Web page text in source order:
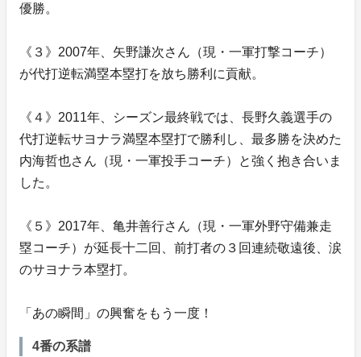
優勝。
《３》2007年、矢野謙次さん（現・一軍打撃コーチ）
が代打逆転満塁本塁打を放ち勝利に貢献。
《４》2011年、シーズン最終戦では、長野久義選手の
代打逆転サヨナラ満塁本塁打で勝利し、最多勝を決めた
内海哲也さん（現・一軍投手コーチ）と強く抱き合いま
した。
《５》2017年、亀井善行さん（現・一軍外野守備兼走
塁コーチ）が延長十二回、前打者の３回連続敬遠後、涙
のサヨナラ本塁打。
「あの瞬間」の興奮をもう一度！
4番の系譜